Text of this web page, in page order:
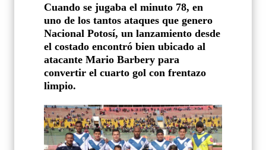
Cuando se jugaba el minuto 78, en
uno de los tantos ataques que genero
Nacional Potosí, un lanzamiento desde
el costado encontró bien ubicado al
atacante Mario Barbery para
convertir el cuarto gol con frentazo
limpio.